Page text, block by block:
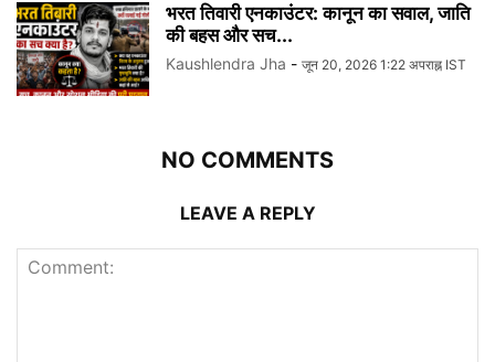
भरत तिवारी एनकाउंटर: कानून का सवाल, जाति
की बहस और सच...
Kaushlendra Jha - जून 20, 2026 1:22 अपराह्न IST
NO COMMENTS
LEAVE A REPLY